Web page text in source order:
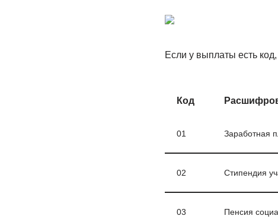
Если у выплаты есть
Код
01 Заработная
02 Стипендия
03 Пенсия